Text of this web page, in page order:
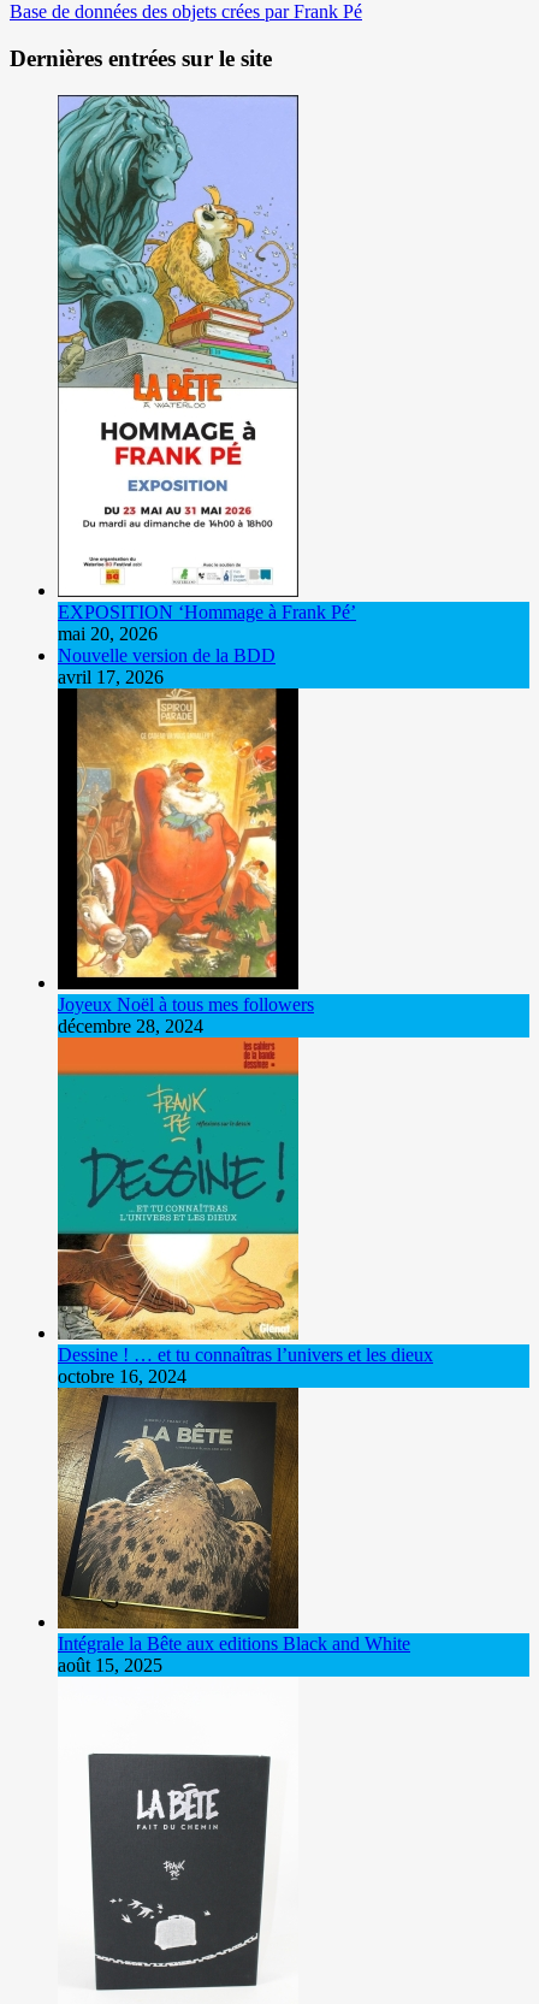
Base de données des objets crées par Frank Pé
Dernières entrées sur le site
EXPOSITION ‘Hommage à Frank Pé’
mai 20, 2026
Nouvelle version de la BDD
avril 17, 2026
Joyeux Noël à tous mes followers
décembre 28, 2024
Dessine ! … et tu connaîtras l’univers et les dieux
octobre 16, 2024
Intégrale la Bête aux editions Black and White
août 15, 2025